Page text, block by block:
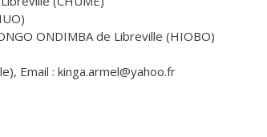
ONDIMBA de Libreville (HIOBO)
Email : kinga.armel@yahoo.fr